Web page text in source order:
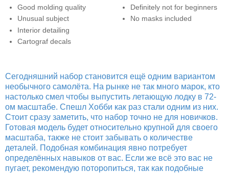
Good molding quality
Unusual subject
Interior detailing
Cartograf decals
Definitely not for beginners
No masks included
Сегодняшний набор становится ещё одним вариантом
необычного самолёта. На рынке не так много марок, кто
настолько смел чтобы выпустить летающую лодку в 72-
ом масштабе. Спешл Хобби как раз стали одним из них.
Стоит сразу заметить, что набор точно не для новичков.
Готовая модель будет относительно крупной для своего
масштаба, также не стоит забывать о количестве
деталей. Подобная комбинация явно потребует
определённых навыков от вас. Если же всё это вас не
пугает, рекомендую поторопиться, так как подобные